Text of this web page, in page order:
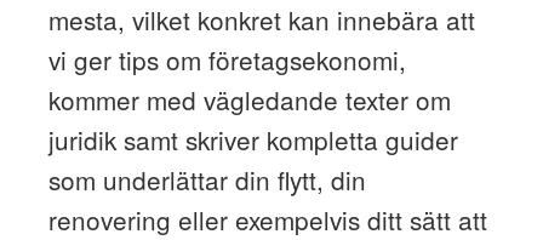
mesta, vilket konkret kan innebära att
vi ger tips om företagsekonomi,
kommer med vägledande texter om
juridik samt skriver kompletta guider
som underlättar din flytt, din
renovering eller exempelvis ditt sätt att